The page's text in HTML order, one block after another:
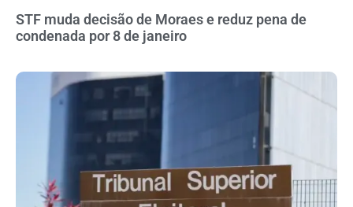
STF muda decisão de Moraes e reduz pena de
condenada por 8 de janeiro